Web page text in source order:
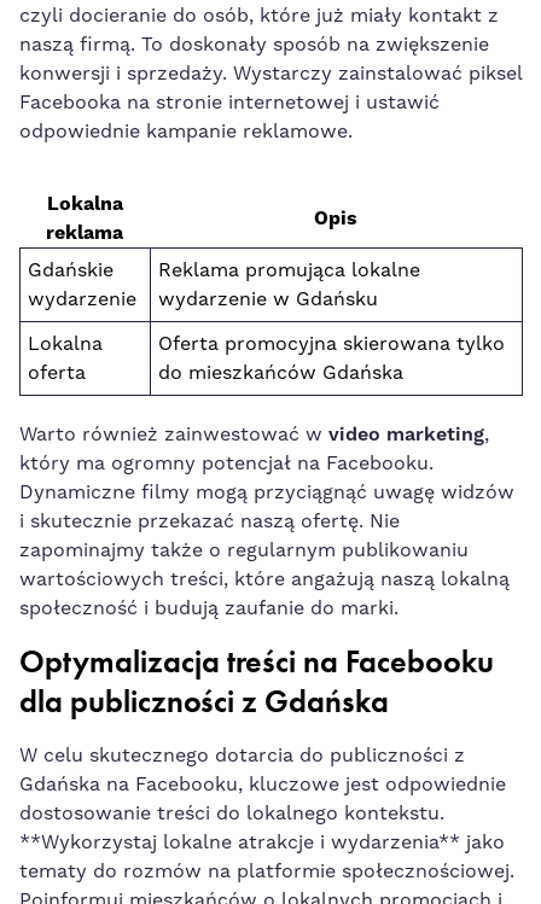
czyli docieranie do osób, które już miały kontakt z
naszą firmą. To ⁢doskonały sposób na zwiększenie
konwersji i sprzedaży. Wystarczy ‌zainstalować piksel
Facebooka na stronie internetowej i ⁤ustawić
odpowiednie kampanie⁢ reklamowe.
Lokalna‌
reklama
Opis
Gdańskie
wydarzenie
Reklama ⁤promująca⁢ lokalne
wydarzenie w Gdańsku
Lokalna
oferta
Oferta promocyjna skierowana ‍tylko
do mieszkańców⁤ Gdańska
Warto również zainwestować w video marketing,
który ⁣ma ogromny ⁢potencjał⁣ na Facebooku.
Dynamiczne filmy mogą przyciągnąć uwagę‍ widzów
i skutecznie przekazać naszą ofertę. Nie
zapominajmy także o regularnym publikowaniu
⁢wartościowych treści, które angażują naszą lokalną
⁤społeczność i budują zaufanie do marki.
Optymalizacja⁤ treści na Facebooku
dla publiczności ⁢z ⁣Gdańska
W celu skutecznego dotarcia do ‍publiczności z
Gdańska na Facebooku, kluczowe jest odpowiednie
dostosowanie treści do lokalnego kontekstu.
⁢**Wykorzystaj lokalne ⁤atrakcje i wydarzenia** jako
tematy do ⁤rozmów na‍ platformie społecznościowej.